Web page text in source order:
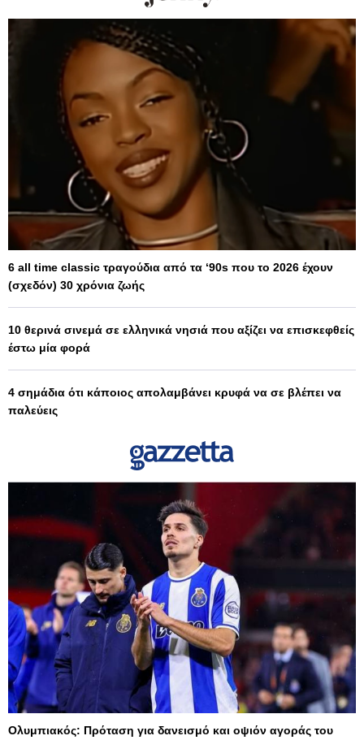
6 all time classic τραγούδια από τα ‘90s που το 2026 έχουν
(σχεδόν) 30 χρόνια ζωής
10 θερινά σινεμά σε ελληνικά νησιά που αξίζει να επισκεφθείς
έστω μία φορά
4 σημάδια ότι κάποιος απολαμβάνει κρυφά να σε βλέπει να
παλεύεις
Ολυμπιακός: Πρόταση για δανεισμό και οψιόν αγοράς του